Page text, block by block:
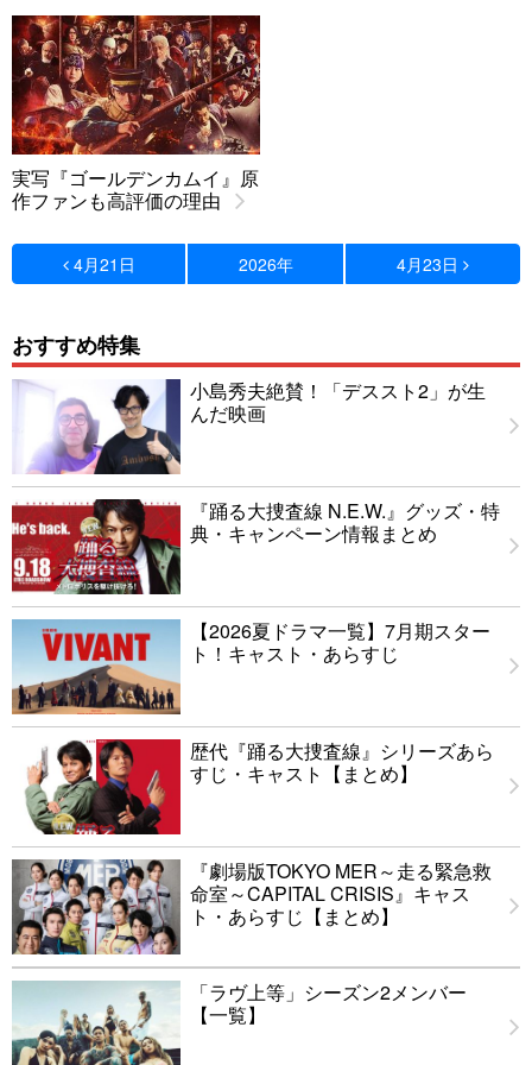
実写『ゴールデンカムイ』原
作ファンも高評価の理由
4月21日 2026年 4月23日
おすすめ特集
小島秀夫絶賛！「デススト2」が生
んだ映画
『踊る大捜査線 N.E.W.』グッズ・特
典・キャンペーン情報まとめ
【2026夏ドラマ一覧】7月期スター
ト！キャスト・あらすじ
歴代『踊る大捜査線』シリーズあら
すじ・キャスト【まとめ】
『劇場版TOKYO MER～走る緊急救
命室～CAPITAL CRISIS』キャス
ト・あらすじ【まとめ】
「ラヴ上等」シーズン2メンバー
【一覧】